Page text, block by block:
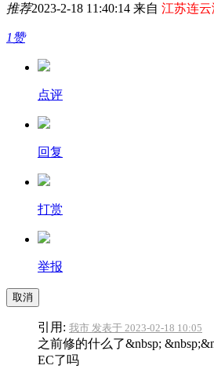
推荐2023-2-18 11:40:14 来自 江苏连云
1赞
点评
回复
打赏
举报
取消
引用: 我市 发表于 2023-02-18 10:05
之前修的什么了&nbsp;
EC了吗